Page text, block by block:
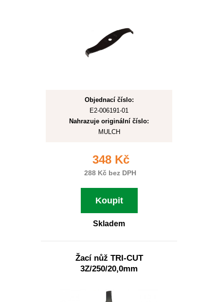
Objednací číslo:
E2-006191-01
Nahrazuje originální číslo:
MULCH
348 Kč
288 Kč bez DPH
Koupit
Skladem
Žací nůž TRI-CUT
3Z/250/20,0mm